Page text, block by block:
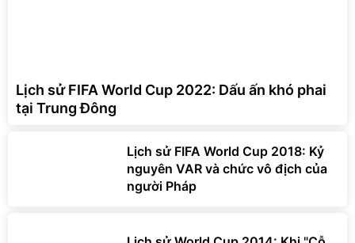
Lịch sử FIFA World Cup 2022: Dấu ấn khó phai
tại Trung Đông
Lịch sử FIFA World Cup 2018: Kỷ
nguyên VAR và chức vô địch của
người Pháp